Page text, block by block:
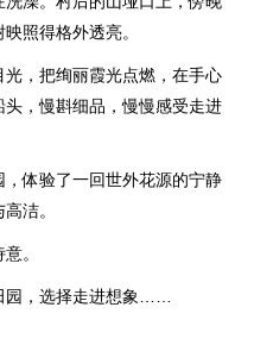
照得格外透亮。
，把绚丽霞光点燃，在手心
，慢斟细品，慢慢感受走进
体验了一回世外花源的宁静
洁。
。
园，选择走进想象……